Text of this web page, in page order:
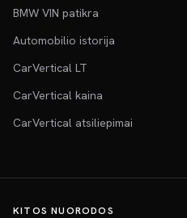
BMW VIN patikra
Automobilio istorija
CarVertical LT
CarVertical kaina
CarVertical atsiliepimai
KITOS NUORODOS